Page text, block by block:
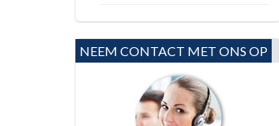
NEEM CONTACT MET ONS OP